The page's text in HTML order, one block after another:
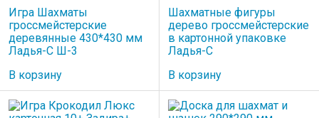
Игра Шахматы
гроссмейстерские
деревянные 430*430 мм
Ладья-С Ш-3
В корзину
Шахматные фигуры
дерево гроссмейстерские
в картонной упаковке
Ладья-С
В корзину